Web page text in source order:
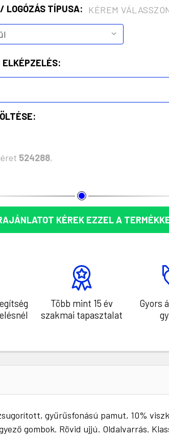
LOGÓZÁS TÍPUSA: KÉREM
ELKÉPZELÉS:
524288,
KÉREK EZZEL A
Több mint 15 év
szakmai tapasztalat
Gyors
gyűrűsfonású pamut, 10%
gombok. Rövid ujjú. Oldalvarrás.